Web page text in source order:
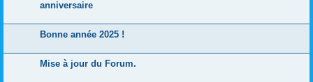
anniversaire
Bonne année 2025 !
Mise à jour du Forum.